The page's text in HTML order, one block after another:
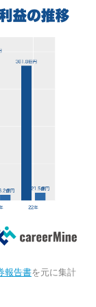
報告書を元に集計